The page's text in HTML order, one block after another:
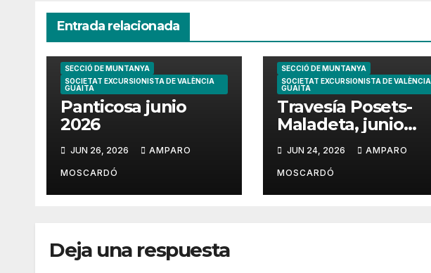
Entrada relacionada
SECCIÓ DE MUNTANYA
SOCIETAT EXCURSIONISTA DE VALÈNCIA
GUAITA
Panticosa junio
2026
JUN 26, 2026 AMPARO
MOSCARDÓ
SECCIÓ DE MUNTANYA
SOCIETAT EXCURSIONISTA DE VALÈNCIA
GUAITA
Travesía Posets-
Maladeta, junio
JUN 24, 2026 AMPARO
MOSCARDÓ
Deja una respuesta